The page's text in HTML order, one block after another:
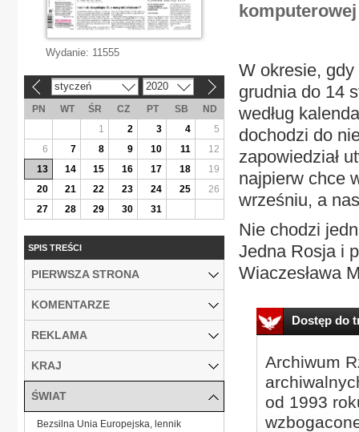
W okresie,
grudnia do 14
według
dochodzi do
zapowiedział
najpierw chce
wrześniu, a
Nie chodzi
Jedna Rosja i
Wiaczesława
Dostęp do
Archiwum
od 1993
Wydanie: 11555
styczeń 2020
PN WT ŚR CZ PT SB
ND
1
2 3 4
5
6
7 8 9 10 11
12
13
14 15 16 17 18
19
20
21 22 23 24 25
26
27
28 29 30 31
SPIS TREŚCI
PIERWSZA STRONA
KOMENTARZE
REKLAMA
KRAJ
ŚWIAT
Bezsilna Unia Europejska, lennik